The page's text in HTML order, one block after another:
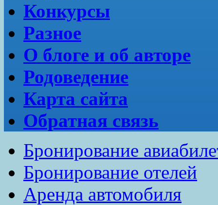
Конкурсы
Разное
О блоге и об авторе
Родоведение
Карта сайта
Обратная связь
Бронирование
Бронирование отелей
Аренда автомобиля